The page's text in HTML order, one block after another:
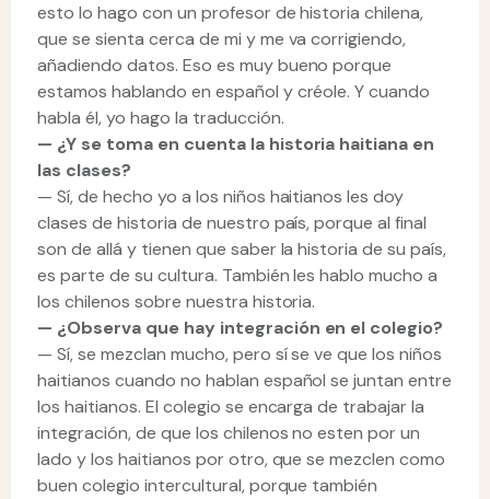
esto lo hago con un profesor de historia chilena,
que se sienta cerca de mi y me va corrigiendo,
añadiendo datos. Eso es muy bueno porque
estamos hablando en español y créole. Y cuando
habla él, yo hago la traducción.
— ¿Y se toma en cuenta la historia haitiana en
las clases?
— Sí, de hecho yo a los niños haitianos les doy
clases de historia de nuestro país, porque al final
son de allá y tienen que saber la historia de su país,
es parte de su cultura. También les hablo mucho a
los chilenos sobre nuestra historia.
— ¿Observa que hay integración en el colegio?
— Sí, se mezclan mucho, pero sí se ve que los niños
haitianos cuando no hablan español se juntan entre
los haitianos. El colegio se encarga de trabajar la
integración, de que los chilenos no esten por un
lado y los haitianos por otro, que se mezclen como
buen colegio intercultural, porque también